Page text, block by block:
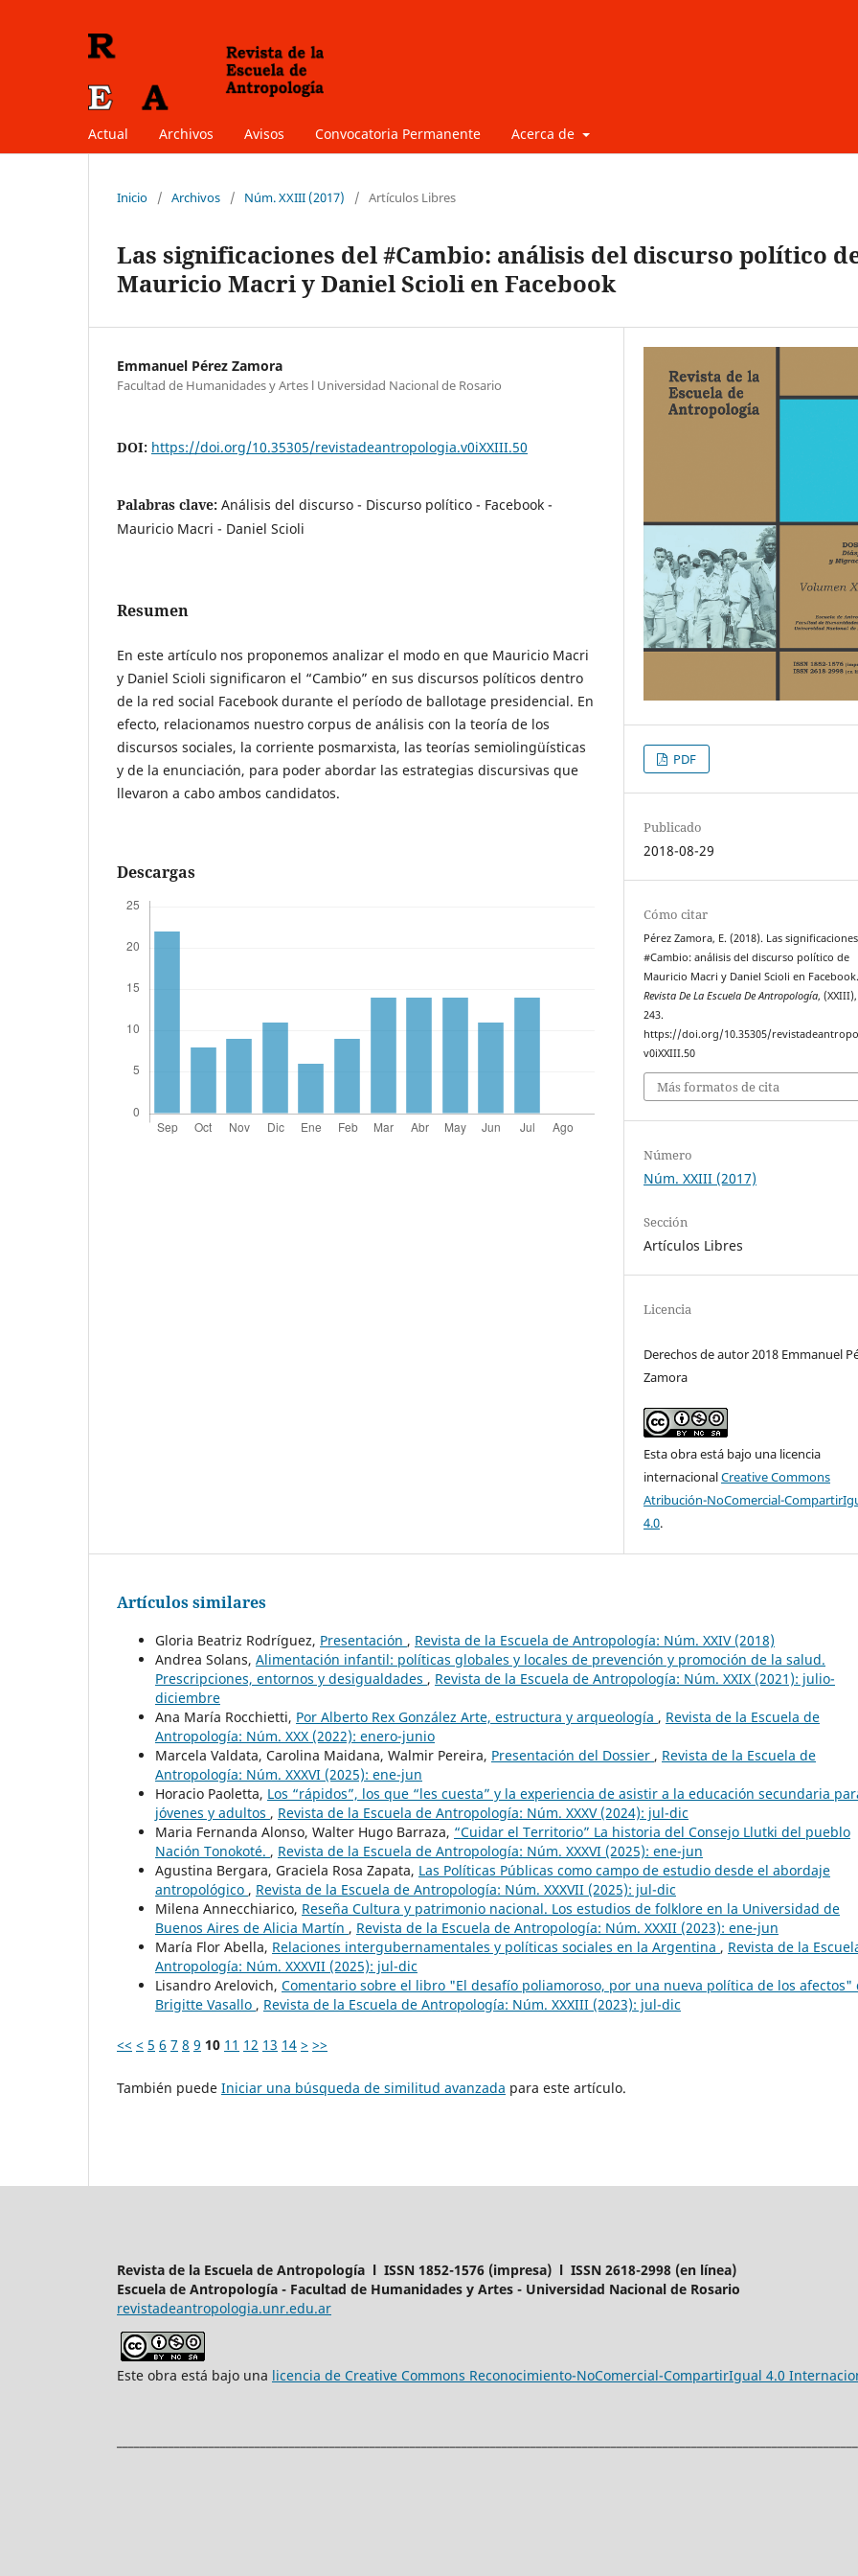
Actual Archivos Avisos Convocatoria Permanente Acerca de
Inicio / Archivos / Núm. XXIII (2017) / Artículos Libres
Las significaciones del #Cambio: análisis del discurso político
Mauricio Macri y Daniel Scioli en Facebook
Emmanuel Pérez Zamora
Facultad de Humanidades y Artes l Universidad Nacional de Rosario
DOI: https://doi.org/10.35305/revistadeantropologia.v0iXXIII.50
Palabras clave: Análisis del discurso - Discurso político - Facebook -
Mauricio Macri - Daniel Scioli
Resumen
En este artículo nos proponemos analizar el modo en que Mauricio Macri
y Daniel Scioli significaron el “Cambio” en sus discursos políticos dentro
de la red social Facebook durante el período de ballotage presidencial. En
efecto, relacionamos nuestro corpus de análisis con la teoría de los
discursos sociales, la corriente posmarxista, las teorías semiolingüísticas
y de la enunciación, para poder abordar las estrategias discursivas que
llevaron a cabo ambos candidatos.
Descargas
PDF
Publicado
2018-08-29
Cómo citar
Pérez Zamora, E. (2018). Las
#Cambio: análisis del discurso político de
Mauricio Macri y Daniel Scioli en Facebook.
Revista De La Escuela De Antropología,
243.
https://doi.org/10.35305/
v0iXXIII.50
Más formatos de cita
Número
Núm. XXIII (2017)
Sección
Artículos Libres
Licencia
Derechos de autor 2018 Emmanuel
Zamora
Esta obra está bajo una licencia
internacionalCreative Commons
Atribución-NoComercial-
4.0.
Artículos similares
Gloria Beatriz Rodríguez, Presentación , Revista de la Escuela de Antropología: Núm. XXIV (2018)
Andrea Solans, Alimentación infantil: políticas globales y locales de prevención y promoción de la salud.
Prescripciones, entornos y desigualdades , Revista de la Escuela de Antropología: Núm. XXIX (2021): julio-
diciembre
Ana María Rocchietti, Por Alberto Rex González Arte, estructura y arqueología , Revista de la Escuela de
Antropología: Núm. XXX (2022): enero-junio
Marcela Valdata, Carolina Maidana, Walmir Pereira, Presentación del Dossier , Revista de la Escuela de
Antropología: Núm. XXXVI (2025): ene-jun
Horacio Paoletta, Los “rápidos”, los que “les cuesta” y la experiencia de asistir a la educación secundaria
jóvenes y adultos , Revista de la Escuela de Antropología: Núm. XXXV (2024): jul-dic
Maria Fernanda Alonso, Walter Hugo Barraza, “Cuidar el Territorio” La historia del Consejo Llutki del pueblo
Nación Tonokoté. , Revista de la Escuela de Antropología: Núm. XXXVI (2025): ene-jun
Agustina Bergara, Graciela Rosa Zapata, Las Políticas Públicas como campo de estudio desde el abordaje
antropológico , Revista de la Escuela de Antropología: Núm. XXXVII (2025): jul-dic
Milena Annecchiarico, Reseña Cultura y patrimonio nacional. Los estudios de folklore en la Universidad de
Buenos Aires de Alicia Martín , Revista de la Escuela de Antropología: Núm. XXXII (2023): ene-jun
María Flor Abella, Relaciones intergubernamentales y políticas sociales en la Argentina , Revista de la
Antropología: Núm. XXXVII (2025): jul-dic
Lisandro Arelovich, Comentario sobre el libro "El desafío poliamoroso, por una nueva política de los afectos"
Brigitte Vasallo , Revista de la Escuela de Antropología: Núm. XXXIII (2023): jul-dic
<< < 5 6 7 8 9 10 11 12 13 14 > >>
También puede Iniciar una búsqueda de similitud avanzada para este artículo.
Revista de la Escuela de Antropología l ISSN 1852-1576 (impresa) l ISSN 2618-2998 (en línea)
Escuela de Antropología - Facultad de Humanidades y Artes - Universidad Nacional de Rosario
revistadeantropologia.unr.edu.ar
Este obra está bajo una licencia de Creative Commons Reconocimiento-NoComercial-CompartirIgual 4.0